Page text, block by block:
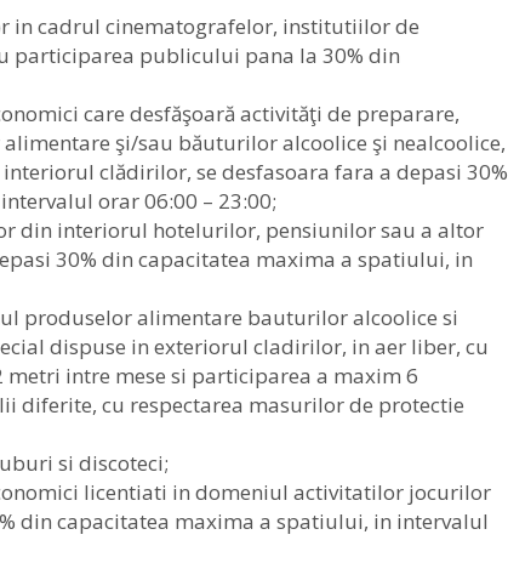
in cadrul cinematografelor, institutiilor de
participarea publicului pana la 30% din
care desfăşoară activităţi de preparare,
şi/sau băuturilor alcoolice şi nealcoolice,
clădirilor, se desfasoara fara a depasi 30%
orar 06:00 – 23:00;
din interiorul hotelurilor, pensiunilor sau a altor
30% din capacitatea maxima a spatiului, in
produselor alimentare bauturilor alcoolice si
dispuse in exteriorul cladirilor, in aer liber, cu
intre mese si participarea a maxim 6
diferite, cu respectarea masurilor de protectie
si discoteci;
licentiati in domeniul activitatilor jocurilor
din capacitatea maxima a spatiului, in intervalul